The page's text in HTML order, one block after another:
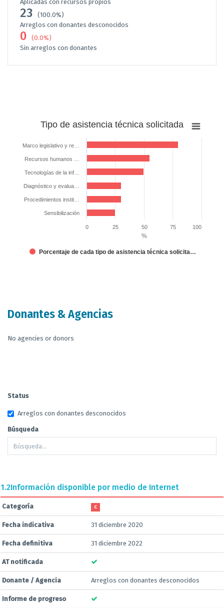
Aplicadas con recursos propios
23
(100.0%)
Arreglos con donantes desconocidos
0
(0.0%)
Sin arreglos con donantes
solicitada
The chart has 1 X axis displaying categories.
The chart has 1 Y axis displaying %. Data ranges from 25 to 80.
%
Tipo de asistencia técnica solicitada
Porcentaje de cada tipo de asistencia técnica solicita…
Marco legislativo y re…
Recursos humanos …
Tecnologías de la inf…
Diagnóstico y evalua…
Procedimientos instit…
Sensibilización
0 100
25 50 75
Donantes & Agencias
No agencies or donors
Status
Arreglos con donantes desconocidos
Búsqueda
1.2Información disponible por medio de Internet
Categoría C
Fecha indicativa 31 diciembre 2020
Fecha definitiva 31 diciembre 2022
AT notificada
Donante / Agencia Arreglos con donantes desconocidos
Informe de progreso